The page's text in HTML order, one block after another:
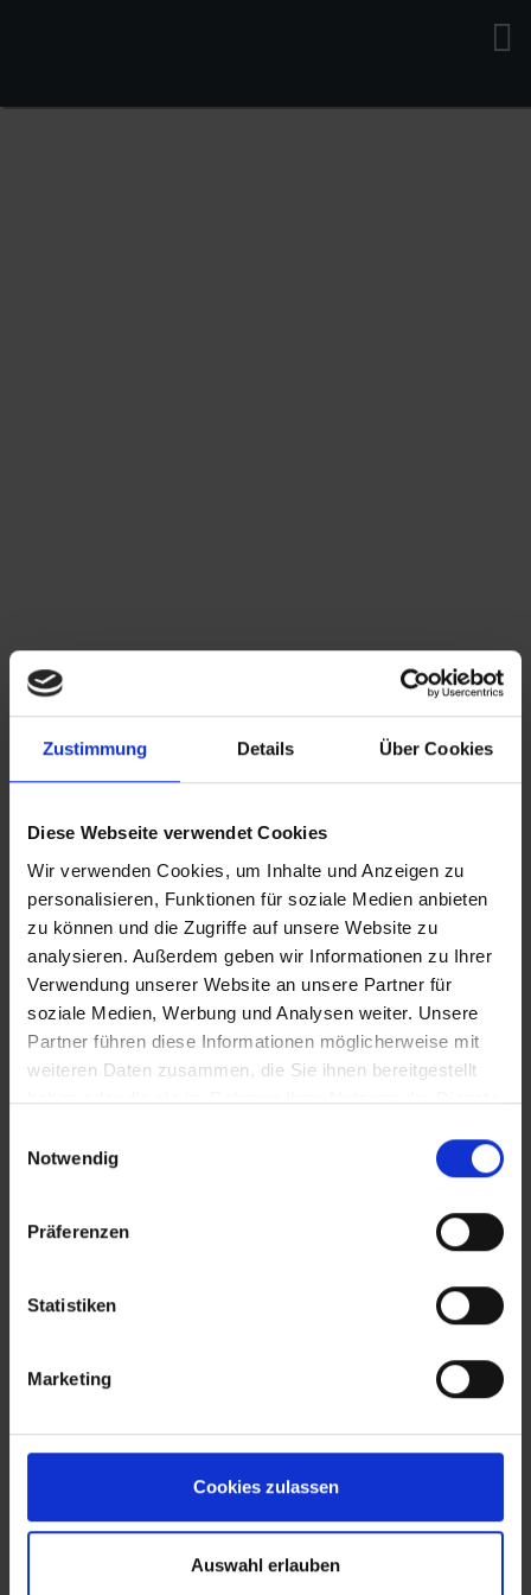
Zustimmung Details Über Cookies
Diese Webseite verwendet Cookies
Wir verwenden Cookies, um Inhalte und Anzeigen zu
personalisieren, Funktionen für soziale Medien anbieten
zu können und die Zugriffe auf unsere Website zu
analysieren. Außerdem geben wir Informationen zu Ihrer
Verwendung unserer Website an unsere Partner für
soziale Medien, Werbung und Analysen weiter. Unsere
Partner führen diese Informationen möglicherweise mit
weiteren Daten zusammen, die Sie ihnen bereitgestellt
haben oder die sie im Rahmen Ihrer Nutzung der Dienste
Notwendig
Präferenzen
Statistiken
Marketing
Cookies zulassen
Auswahl erlauben